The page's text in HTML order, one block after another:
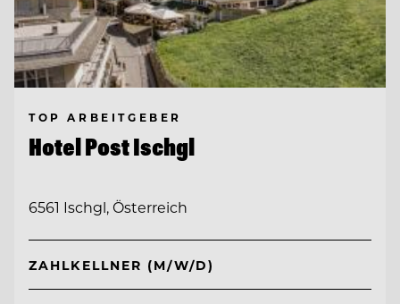
TOP ARBEITGEBER
Hotel Post Ischgl
6561 Ischgl, Österreich
ZAHLKELLNER (M/W/D)